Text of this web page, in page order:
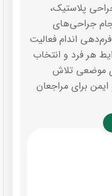
پلاستیک،
جراحی‌های
اندام فعالیت
هر فرد و انتخاب
موضعی تلاش
برای مراجعان